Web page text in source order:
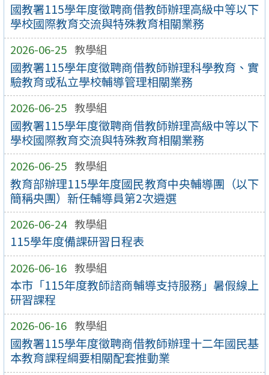
國教署115學年度徵聘商借教師辦理高級中等以下
學校國際教育交流與特殊教育相關業務
2026-06-25 教學組
國教署115學年度徵聘商借教師辦理科學教育、實
驗教育或私立學校輔導管理相關業務
2026-06-25 教學組
國教署115學年度徵聘商借教師辦理高級中等以下
學校國際教育交流與特殊教育相關業務
2026-06-25 教學組
教育部辦理115學年度國民教育中央輔導團（以下
簡稱央團）新任輔導員第2次遴選
2026-06-24 教學組
115學年度備課研習日程表
2026-06-16 教學組
本市「115年度教師諮商輔導支持服務」暑假線上
研習課程
2026-06-16 教學組
國教署115學年度徵聘商借教師辦理十二年國民基
本教育課程綱要相關配套推動業